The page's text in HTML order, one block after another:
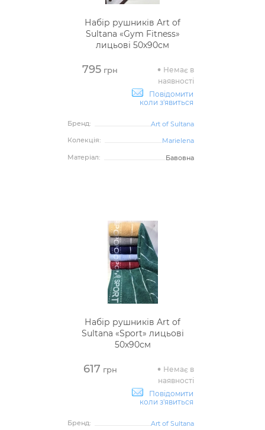
Набір рушників Art of
Sultana «Gym Fitness»
лицьові 50х90см
795 грн
Немає в
наявності
Повідомити
коли з'явиться
Бренд:
Art of Sultana
Колекція:
Marielena
Матеріал:
Бавовна
Набір рушників Art of
Sultana «Sport» лицьові
50х90см
617 грн
Немає в
наявності
Повідомити
коли з'явиться
Бренд:
Art of Sultana